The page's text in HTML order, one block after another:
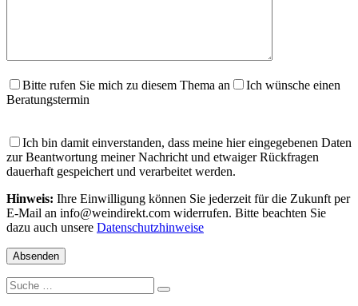
Bitte rufen Sie mich zu diesem Thema an
Ich wünsche einen
Beratungstermin
Ich bin damit einverstanden, dass meine hier eingegebenen Daten
zur Beantwortung meiner Nachricht und etwaiger Rückfragen
dauerhaft gespeichert und verarbeitet werden.
Hinweis: Ihre Einwilligung können Sie jederzeit für die Zukunft per
E-Mail an info@weindirekt.com widerrufen. Bitte beachten Sie
dazu auch unsere Datenschutzhinweise
Suche
nach:
Suche